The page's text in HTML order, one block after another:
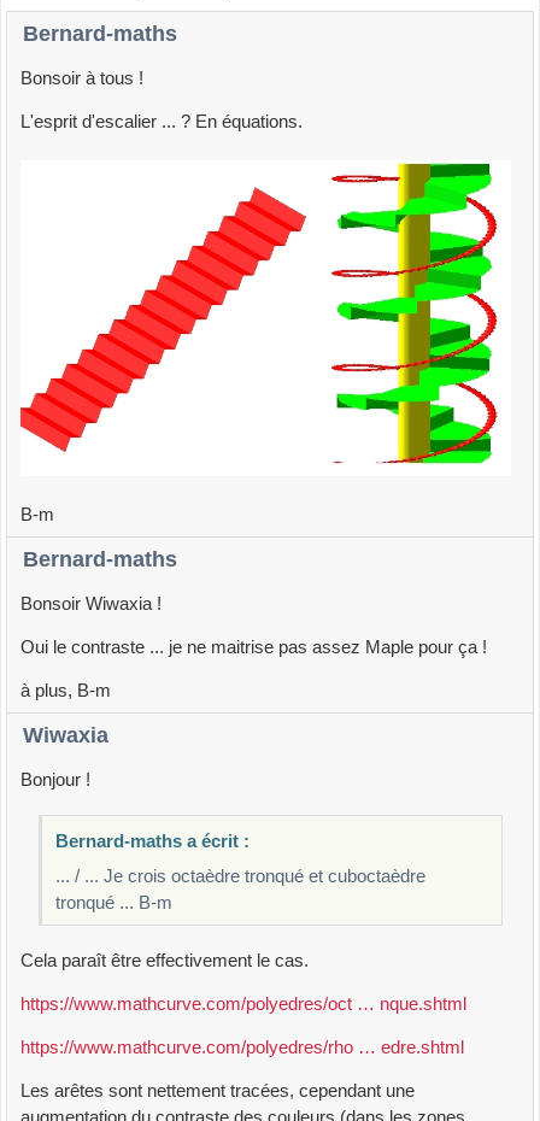
Bernard-maths
Bonsoir à tous !
L'esprit d'escalier ... ? En équations.
B-m
Bernard-maths
Bonsoir Wiwaxia !
Oui le contraste ... je ne maitrise pas assez Maple pour ça !
à plus, B-m
Wiwaxia
Bonjour !
Bernard-maths a écrit :
... / ... Je crois octaèdre tronqué et cuboctaèdre
tronqué ... B-m
Cela paraît être effectivement le cas.
https://www.mathcurve.com/polyedres/oct … nque.shtml
https://www.mathcurve.com/polyedres/rho … edre.shtml
Les arêtes sont nettement tracées, cependant une